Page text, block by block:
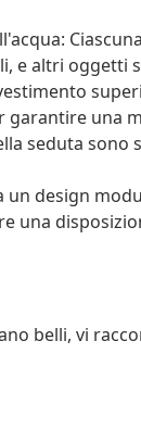
e altri oggetti
garantire una
seduta
design
una
belli, vi